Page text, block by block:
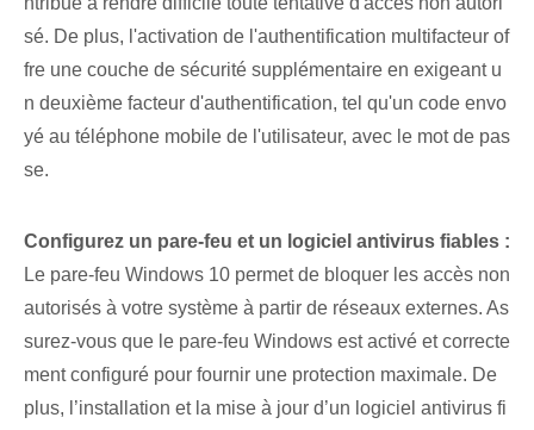
sé. De plus, l'activation de l'authentification multifacteur of
fre une couche de sécurité supplémentaire en exigeant u
n deuxième facteur d'authentification, tel qu'un code envo
yé au téléphone mobile de l'utilisateur, avec le mot de pas
se.
Configurez un pare-feu et un logiciel antivirus fiables :
Le pare-feu Windows 10 permet de bloquer les accès non
autorisés à votre système à partir de réseaux externes. ⁢As
surez-vous que le pare-feu Windows est activé et correcte
ment configuré pour fournir une protection maximale. De
plus, l’installation et la mise à jour d’un logiciel antivirus fi